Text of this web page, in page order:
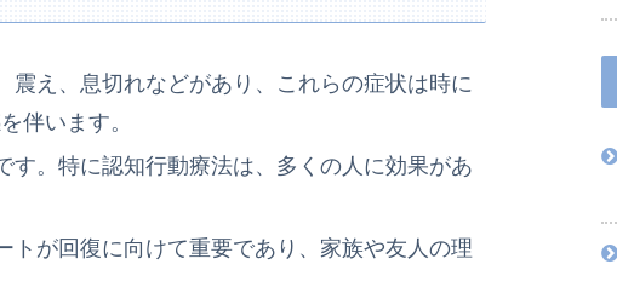
震え、息切れなどがあり、これらの症状は時に
伴います。
。特に認知行動療法は、多くの人に効果があ
トが回復に向けて重要であり、家族や友人の理